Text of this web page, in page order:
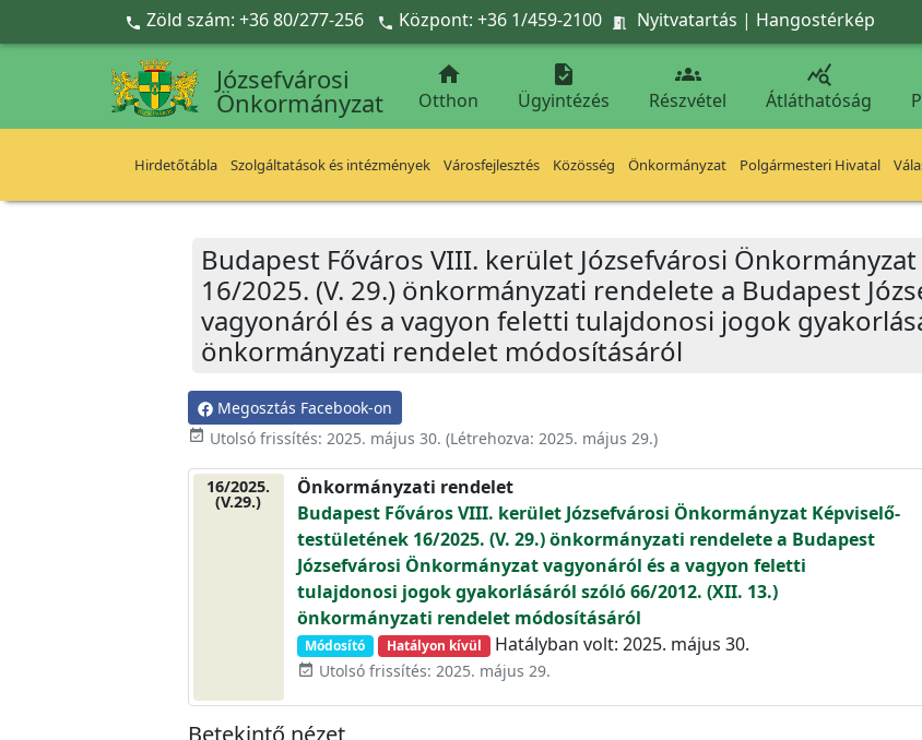
Ugrás a fő tartalomra
 Zöld szám: +36 80/277-256  Központ: +36 1/459-2100  Nyitvatartás | Hangostérkép
Józsefvárosi
Önkormányzat

Otthon

Ügyintézés

Részvétel

Átláthatóság
Hirdetőtábla Szolgáltatások és intézmények Városfejlesztés Közösség Önkormányzat Polgármesteri Hivatal
Budapest Főváros VIII. kerület Józsefvárosi
16/2025. (V. 29.) önkormányzati rendelete a Budapest
vagyonáról és a vagyon feletti tulajdonosi jogok
önkormányzati rendelet módosításáról
Megosztás Facebook-on
event_available Utolsó frissítés: 2025. május 30. (Létrehozva: 2025. május 29.)
16/2025.
(V.29.)
Önkormányzati rendelet
Budapest Főváros VIII. kerület Józsefvárosi Önkormányzat Képviselő-
testületének 16/2025. (V. 29.) önkormányzati rendelete a Budapest
Józsefvárosi Önkormányzat vagyonáról és a vagyon feletti
tulajdonosi jogok gyakorlásáról szóló 66/2012. (XII. 13.)
önkormányzati rendelet módosításáról
Módosító Hatályon kívül Hatályban volt: 2025. május 30.
event_available Utolsó frissítés: 2025. május 29.